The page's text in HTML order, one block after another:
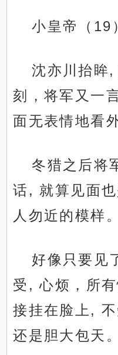
小皇帝（19
沈亦川抬眸
刻，将军又一
面无表情地看
冬猎之后将
话, 就算见面
人勿近的模样。
好像只要见
受, 心烦，所
接挂在脸上, 不
还是胆大包天。